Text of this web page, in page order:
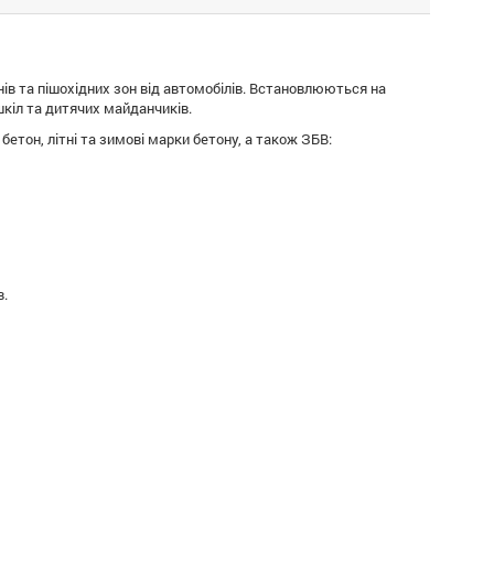
та пішохідних зон від автомобілів. Встановлюються на
та дитячих майданчиків.
літні та зимові марки бетону, а також ЗБВ: